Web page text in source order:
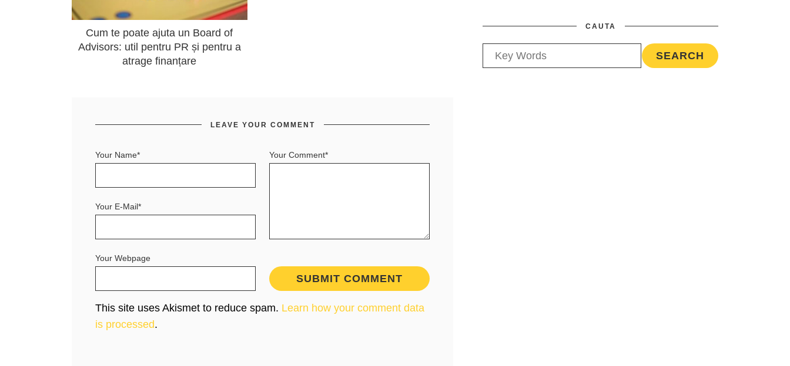
Cum te poate ajuta un Board of
Advisors: util pentru PR și pentru a
atrage finanțare
LEAVE YOUR COMMENT
Your Comment*
Your Name*
Your E-Mail*
Your Webpage
This site uses Akismet to reduce spam. Learn how your comment data
is processed.
CAUTA